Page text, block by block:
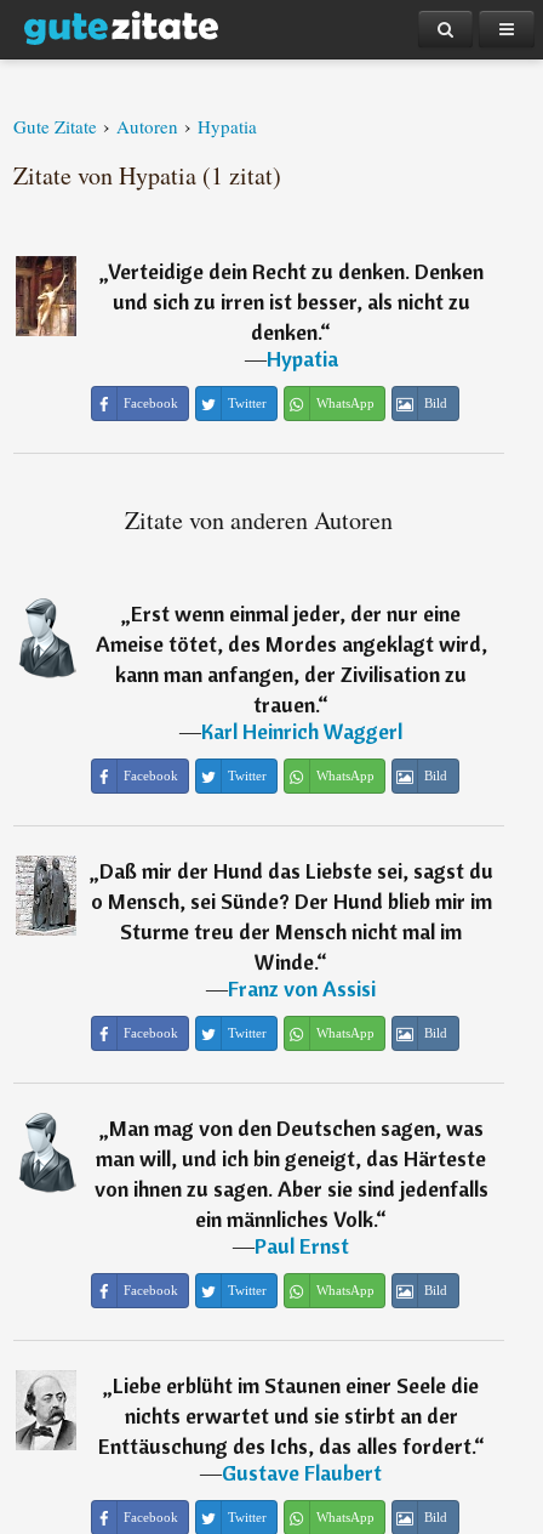
Gute Zitate › Autoren › Hypatia
Zitate von Hypatia (1 zitat)
„Verteidige dein Recht zu denken. Denken
und sich zu irren ist besser, als nicht zu
denken.“
―Hypatia
Facebook Twitter WhatsApp Bild
Zitate von anderen Autoren
„Erst wenn einmal jeder, der nur eine
Ameise tötet, des Mordes angeklagt wird,
kann man anfangen, der Zivilisation zu
trauen.“
―Karl Heinrich Waggerl
Facebook Twitter WhatsApp Bild
„Daß mir der Hund das Liebste sei, sagst du
o Mensch, sei Sünde? Der Hund blieb mir im
Sturme treu der Mensch nicht mal im
Winde.“
―Franz von Assisi
Facebook Twitter WhatsApp Bild
„Man mag von den Deutschen sagen, was
man will, und ich bin geneigt, das Härteste
von ihnen zu sagen. Aber sie sind jedenfalls
ein männliches Volk.“
―Paul Ernst
Facebook Twitter WhatsApp Bild
„Liebe erblüht im Staunen einer Seele die
nichts erwartet und sie stirbt an der
Enttäuschung des Ichs, das alles fordert.“
―Gustave Flaubert
Facebook Twitter WhatsApp Bild